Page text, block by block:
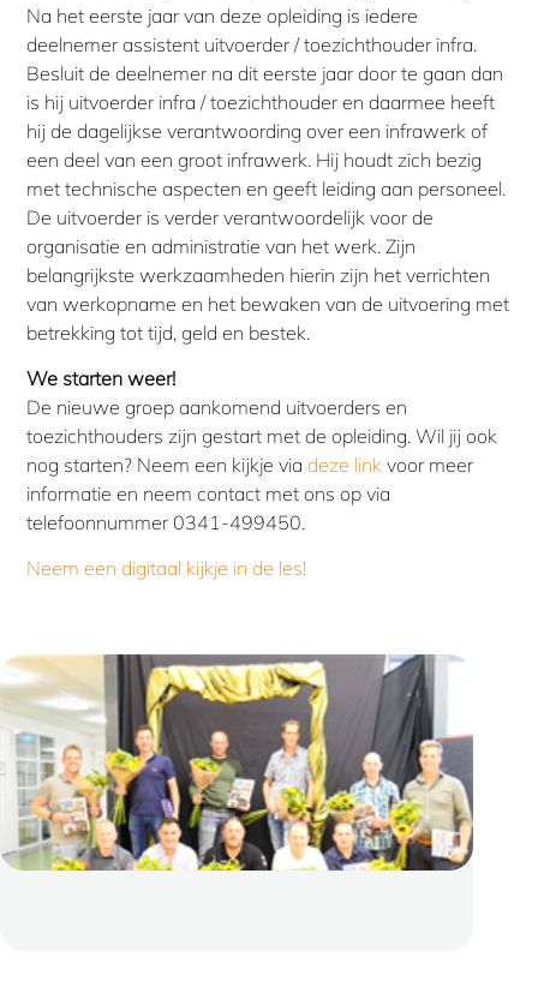
Na het eerste jaar van deze opleiding is iedere
deelnemer assistent uitvoerder / toezichthouder infra.
Besluit de deelnemer na dit eerste jaar door te gaan dan
is hij uitvoerder infra / toezichthouder en daarmee heeft
hij de dagelijkse verantwoording over een infrawerk of
een deel van een groot infrawerk. Hij houdt zich bezig
met technische aspecten en geeft leiding aan personeel.
De uitvoerder is verder verantwoordelijk voor de
organisatie en administratie van het werk. Zijn
belangrijkste werkzaamheden hierin zijn het verrichten
van werkopname en het bewaken van de uitvoering met
betrekking tot tijd, geld en bestek.
We starten weer!
De nieuwe groep aankomend uitvoerders en
toezichthouders zijn gestart met de opleiding. Wil jij ook
nog starten? Neem een kijkje viadeze link voor meer
informatie en neem contact met ons op via
telefoonnummer 0341-499450.
Neem een digitaal kijkje in de les!